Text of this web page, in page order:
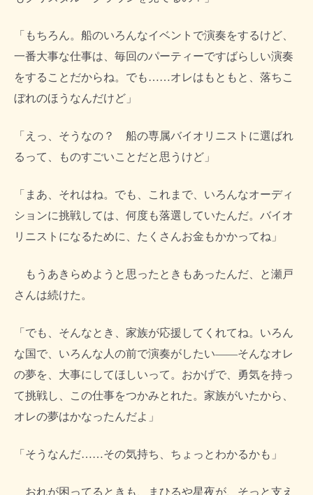
「もちろん。船のいろんなイベントで演奏をするけど、
一番大事な仕事は、毎回のパーティーですばらしい演奏
をすることだからね。でも……オレはもともと、落ちこ
ぼれのほうなんだけど」
「えっ、そうなの？ 船の専属バイオリニストに選ばれ
るって、ものすごいことだと思うけど」
「まあ、それはね。でも、これまで、いろんなオーディ
ションに挑戦しては、何度も落選していたんだ。バイオ
リニストになるために、たくさんお金もかかってね」
もうあきらめようと思ったときもあったんだ、と瀬戸
さんは続けた。
「でも、そんなとき、家族が応援してくれてね。いろん
な国で、いろんな人の前で演奏がしたい――そんなオレ
の夢を、大事にしてほしいって。おかげで、勇気を持っ
て挑戦し、この仕事をつかみとれた。家族がいたから、
オレの夢はかなったんだよ」
「そうなんだ……その気持ち、ちょっとわかるかも」
おれが困ってるときも、まひるや星夜が、そっと支え